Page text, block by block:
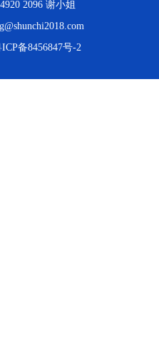
2096 谢小姐
备8456847号-2